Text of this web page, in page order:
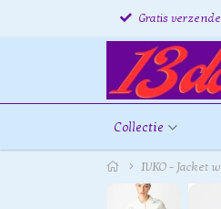
Gratis
Collectie
IVKO - Jacket